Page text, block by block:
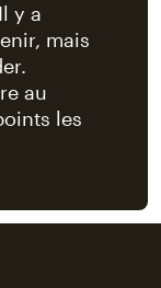
y a
mais
au
les